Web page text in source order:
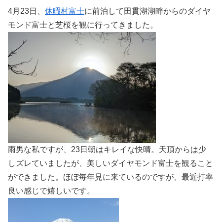
4月23日、 休暇村富士に前泊して田貫湖湖畔からのダイヤ
モンド富士と芝桜を観に行ってきました。
雨男な私ですが、23日朝はキレイな快晴。天頂からは少
しズレていましたが、美しいダイヤモンド富士を観ること
ができました。ほぼ毎年見に来ているのですが、最近打率
良い感じで嬉しいです。